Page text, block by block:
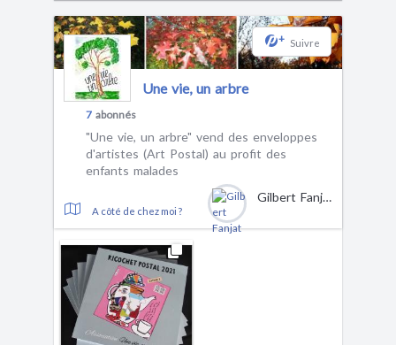
+ Suivre
Une vie, un arbre
7 abonnés
"Une vie, un arbre" vend des enveloppes
d'artistes (Art Postal) au profit des
enfants malades
A côté de chez moi ?
Gilbert Fanjat